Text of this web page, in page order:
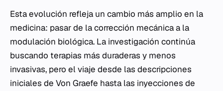
Esta evolución refleja un cambio más amplio en la
medicina: pasar de la corrección mecánica a la
modulación biológica. La investigación continúa
buscando terapias más duraderas y menos
invasivas, pero el viaje desde las descripciones
iniciales de Von Graefe hasta las inyecciones de